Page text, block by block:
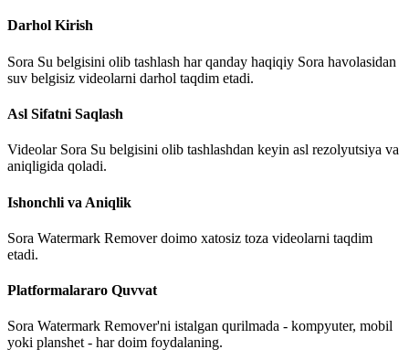
Darhol Kirish
Sora Su belgisini olib tashlash har qanday haqiqiy Sora havolasidan
suv belgisiz videolarni darhol taqdim etadi.
Asl Sifatni Saqlash
Videolar Sora Su belgisini olib tashlashdan keyin asl rezolyutsiya va
aniqligida qoladi.
Ishonchli va Aniqlik
Sora Watermark Remover doimo xatosiz toza videolarni taqdim
etadi.
Platformalararo Quvvat
Sora Watermark Remover'ni istalgan qurilmada - kompyuter, mobil
yoki planshet - har doim foydalaning.